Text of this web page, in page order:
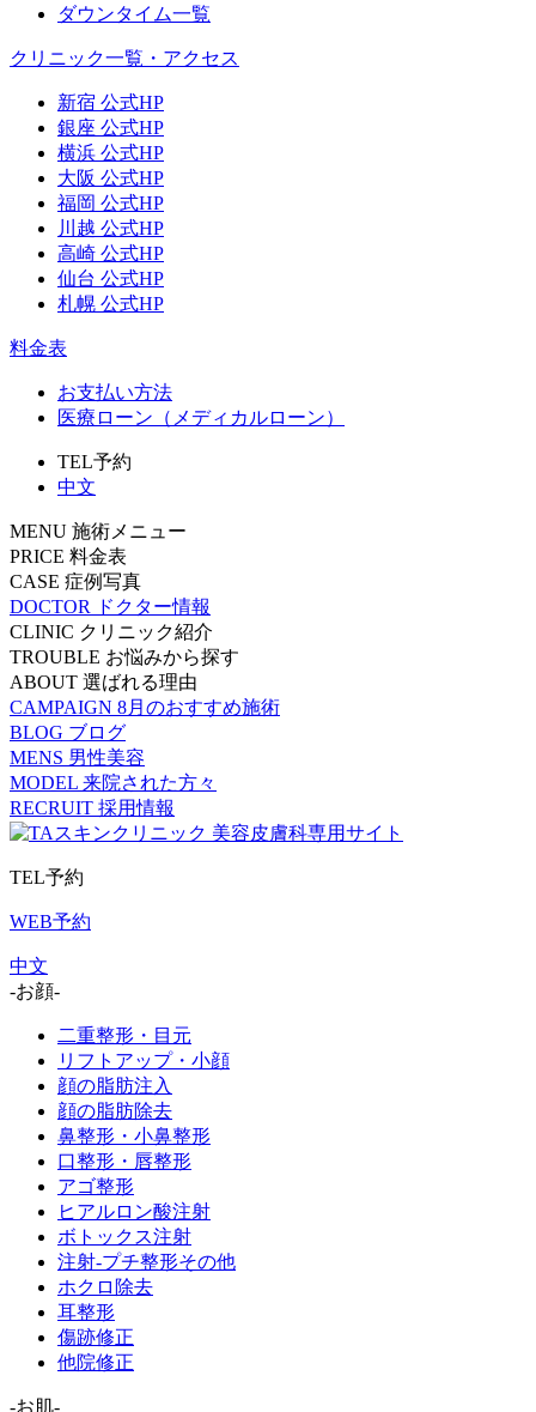
ダウンタイム一覧
クリニック一覧・アクセス
新宿 公式HP
銀座 公式HP
横浜 公式HP
大阪 公式HP
福岡 公式HP
川越 公式HP
高崎 公式HP
仙台 公式HP
札幌 公式HP
料金表
お支払い方法
医療ローン（メディカルローン）
TEL予約
中文
MENU 施術メニュー
PRICE 料金表
CASE 症例写真
DOCTOR
ドクター情報
CLINIC クリニック紹介
TROUBLE お悩みから探す
ABOUT 選ばれる理由
CAMPAIGN 8月のおすすめ施術
BLOG ブログ
MENS 男性美容
MODEL 来院された方々
RECRUIT 採用情報
TEL予約
WEB予約
中文
-お顔-
二重整形・目元
リフトアップ・小顔
顔の脂肪注入
顔の脂肪除去
鼻整形・小鼻整形
口整形・唇整形
アゴ整形
ヒアルロン酸注射
ボトックス注射
注射-プチ整形その他
ホクロ除去
耳整形
傷跡修正
他院修正
-お肌-